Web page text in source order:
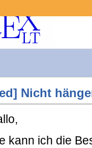
Nicht
kann ich die